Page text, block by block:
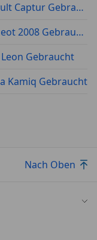
Renault Captur Gebraucht
Peugeot 2008 Gebraucht
Leon Gebraucht
Kamiq Gebraucht
Nach Oben